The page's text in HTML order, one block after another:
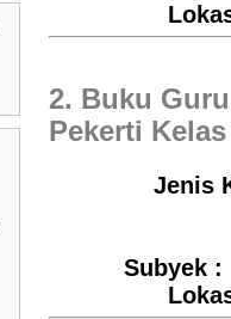
2. Buku
Pekerti
Jenis
Subyek :